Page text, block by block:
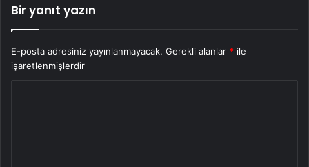
Bir yanıt yazın
E-posta adresiniz yayınlanmayacak. Gerekli alanlar * ile
işaretlenmişlerdir